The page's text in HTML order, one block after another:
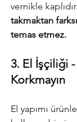
vernikle kaplıdır.
takmaktan
temas etmez.
3. El İşçiliği
Korkmayın
El yapımı